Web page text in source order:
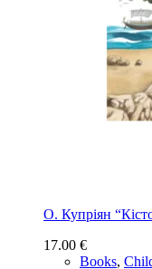
О. Купріян
17.00 €
Books,